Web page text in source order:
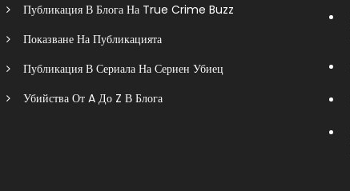
Публикация В Блога На True Crime Buzz
Показване На Публикацията
Публикация В Сериала На Сериен Убиец
Убийства От A До Z В Блога